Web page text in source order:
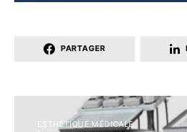
PARTAGER
ESTHÉTIQUE MÉDICALE